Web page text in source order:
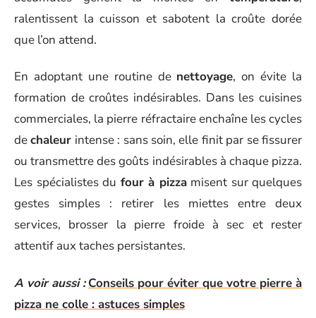
ralentissent la cuisson et sabotent la croûte dorée
que l’on attend.
En adoptant une routine de nettoyage, on évite la
formation de croûtes indésirables. Dans les cuisines
commerciales, la pierre réfractaire enchaîne les cycles
dechaleur intense : sans soin, elle finit par se fissurer
ou transmettre des goûts indésirables à chaque pizza.
Les spécialistes du four à pizzamisent sur quelques
gestes simples : retirer les miettes entre deux
services, brosser la pierre froide à sec et rester
attentif aux taches persistantes.
A voir aussi : Conseils pour éviter que votre pierre à
pizza ne colle : astuces simples